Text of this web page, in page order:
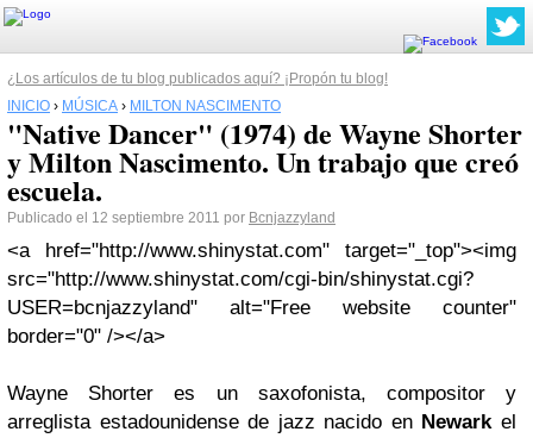
¿Los artículos de tu blog publicados aquí? ¡Propón tu blog!
INICIO › MÚSICA › MILTON NASCIMENTO
"Native Dancer" (1974) de Wayne Shorter
y Milton Nascimento. Un trabajo que creó
escuela.
Publicado el 12 septiembre 2011 por Bcnjazzyland
<a href="http://www.shinystat.com" target="_top"><img
src="http://www.shinystat.com/cgi-bin/shinystat.cgi?
USER=bcnjazzyland" alt="Free website counter"
border="0" /></a>
Wayne Shorter es un saxofonista, compositor y
arreglista estadounidense de jazz nacido en Newark el